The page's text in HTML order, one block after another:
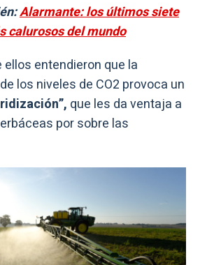
Alarmante: los últimos siete
calurosos del mundo
ellos entendieron que la
los niveles de CO2 provoca un
que les da ventaja a
por sobre las